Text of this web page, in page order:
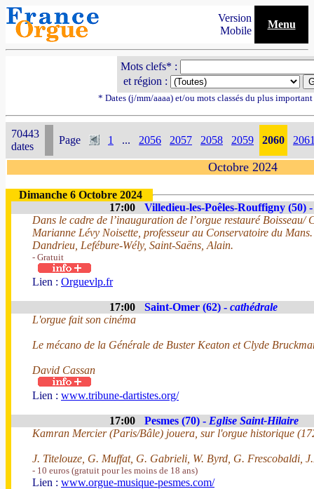
Version
Mobile
Menu
Mots clefs* :
et région :
* Dates (j/mm/aaaa) et/ou mots classés du plus
70443
dates
Page 1 ... 2056 2057 2058 2059 2060
Octobre 2024
Dimanche 6 Octobre 2024
17:00
Villedieu-les-Poêles-Rouffigny (50)
Dans le cadre de l’inauguration de l’orgue restauré Boisseau/
Marianne Lévy Noisette, professeur au Conservatoire du Mans.
Dandrieu, Lefébure-Wély, Saint-Saëns, Alain.
- Gratuit
Lien : Orguevlp.fr
17:00 Saint-Omer (62) - cathédrale
L'orgue fait son cinéma
Le mécano de la Générale de Buster Keaton et Clyde
David Cassan
Lien : www.tribune-dartistes.org/
17:00 Pesmes (70) - Eglise Saint-Hilaire
Kamran Mercier (Paris/Bâle) jouera, sur l'orgue historique
J. Titelouze, G. Muffat, G. Gabrieli, W. Byrd, G. Frescobaldi,
- 10 euros (gratuit pour les moins de 18 ans)
Lien : www.orgue-musique-pesmes.com/